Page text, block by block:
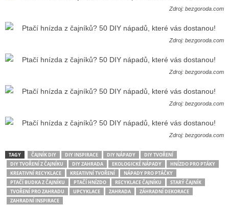
Zdroj: bezgoroda.com
Zdroj: bezgoroda.com
Zdroj: bezgoroda.com
Zdroj: bezgoroda.com
Zdroj: bezgoroda.com
TAGY ČAJNÍK DIY DIY INSPIRACE DIY NÁPADY
DIY TVOŘENÍ
DIY TVOŘENÍ Z ČAJNÍKU
DIY ZAHRADA EKOLOGICKÉ NÁPADY
HNÍZDO PRO PTÁKY
KREATIVNÍ RECYKLACE
KREATIVNÍ TVOŘENÍ
NÁPADY PRO PTÁČKY
PTAČÍ BUDKA Z ČAJNÍKU
PTAČÍ HNÍZDO RECYKLACE ČAJNÍKU
STARÝ ČAJNÍK
TVOŘENÍ PRO ZAHRADU
UPCYKLACE ZAHRADA
ZÁHRADNÍ DEKORACE
ZAHRADNÍ INSPIRACE